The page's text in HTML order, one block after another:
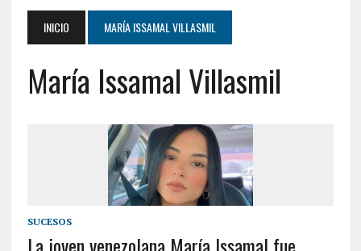
INICIO MARÍA ISSAMAL VILLASMIL
María Issamal Villasmil
SUCESOS